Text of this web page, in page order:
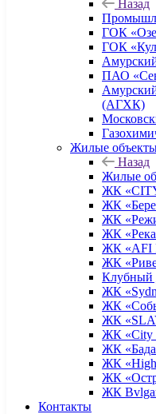
Назад
ГОК
ГОК
ПАО
(АГХК)
Жилые
Назад
Жилые
ЖК
ЖК
ЖК
ЖК
ЖК «AFI
ЖК
Клубный
ЖК
ЖК
ЖК
ЖК «City
ЖК
ЖК
ЖК
ЖК
Контакты